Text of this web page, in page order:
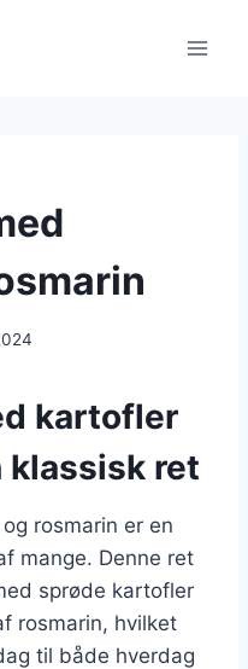
kartofler
klassisk ret
rosmarin er en
mange. Denne ret
sprøde kartofler
rosmarin, hvilket
til både hverdag